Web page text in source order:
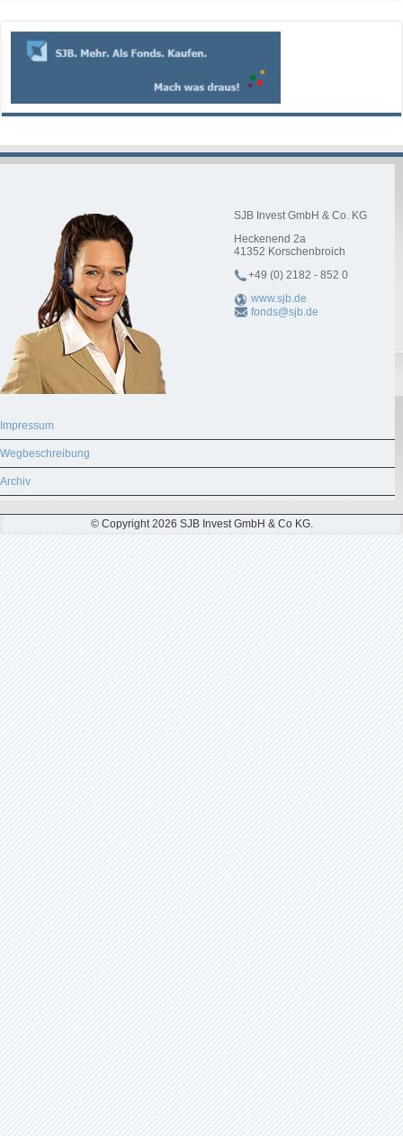
SJB Invest GmbH & Co. KG
Heckenend 2a
41352 Korschenbroich
+49 (0) 2182 - 852 0
www.sjb.de
fonds@sjb.de
Impressum
Wegbeschreibung
Archiv
© Copyright 2026 SJB Invest GmbH & Co KG.